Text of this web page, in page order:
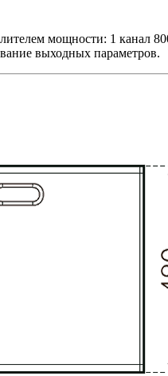
мощности: 1 канал
выходных параметров.